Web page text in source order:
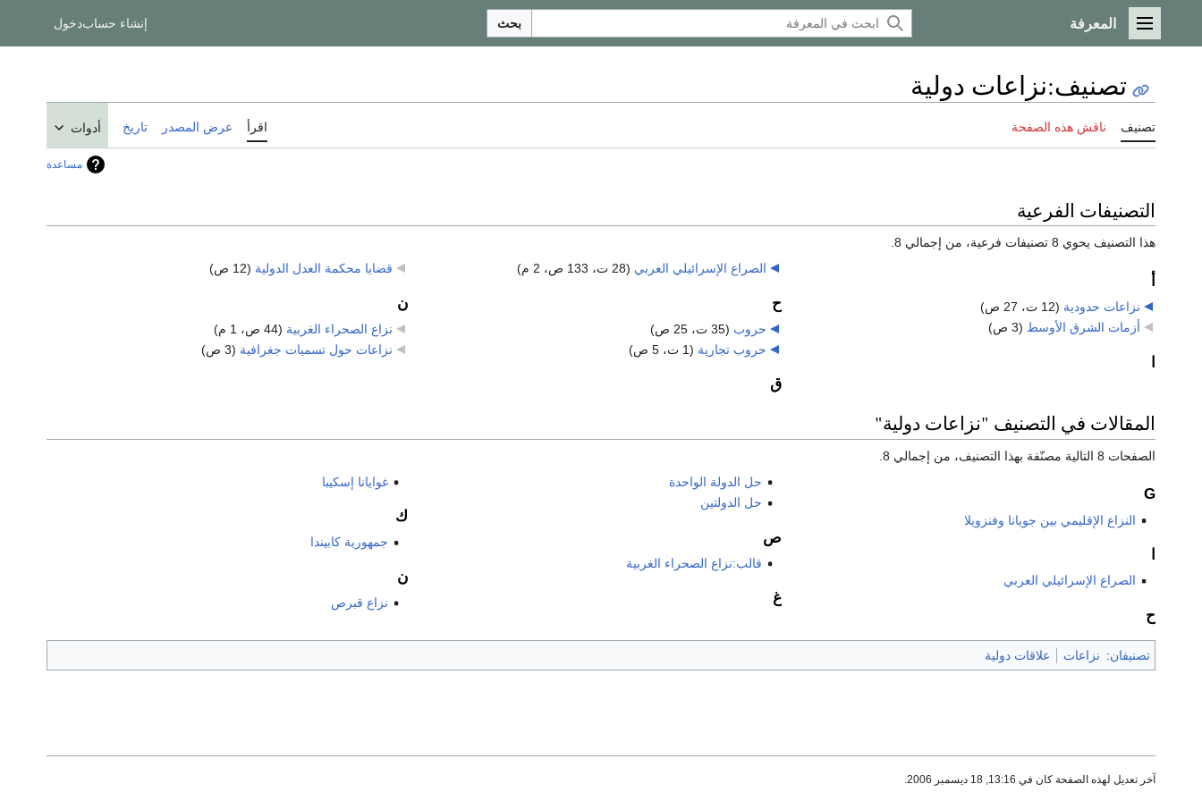
القائمة الرئيسية
المعرفة بحث إنشاء حسابدخول
تصنيف:نزاعات دولية
تصنيف ناقش هذه الصفحة اقرأ عرض المصدر تاريخ أدوات
مساعدة
التصنيفات الفرعية
هذا التصنيف يحوي 8 تصنيفات فرعية، من إجمالي 8.
نزاعات حدودية (12 ت، 27 ص)
أزمات الشرق الأوسط (3 ص)
الصراع الإسرائيلي العربي (28 ت، 133 ص، 2 م)
ح
حروب (35 ت، 25 ص)
حروب تجارية (1 ت، 5 ص)
ق
قضايا محكمة العدل الدولية (12 ص)
ن
نزاع الصحراء الغربية (44 ص، 1 م)
نزاعات حول تسميات جغرافية (3 ص)
المقالات في التصنيف "نزاعات دولية"
الصفحات 8 التالية مصنّفة بهذا التصنيف، من إجمالي 8.
G
النزاع الإقليمي بين جويانا وفنزويلا
الصراع الإسرائيلي العربي
ح
حل الدولة الواحدة
حل الدولتين
ص
قالب:نزاع الصحراء الغربية
غ
غوايانا إسكيبا
ك
جمهورية كابيندا
ن
نزاع قبرص
تصنيفان: نزاعات علاقات دولية
آخر تعديل لهذه الصفحة كان في 13:16, 18 ديسمبر 2006.